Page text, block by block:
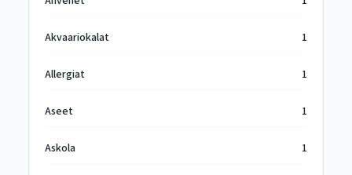
Akvaariokalat 1
Allergiat 1
Aseet 1
Askola 1